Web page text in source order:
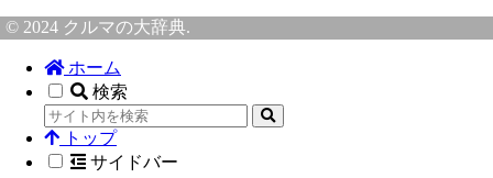
© 2024 クルマの大辞典.
ホーム
検索
トップ
サイドバー